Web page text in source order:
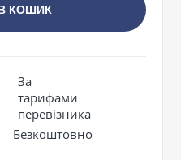
КОШИК
За
тарифами
перевізника
Безкоштовно